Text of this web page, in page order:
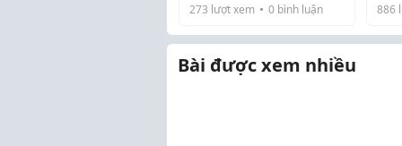
trời đêm miền sơn cước
càng trở nên não nề, ảm
đạm,...
273 lượt xem 0 bình luận 886
Bài được xem nhiều